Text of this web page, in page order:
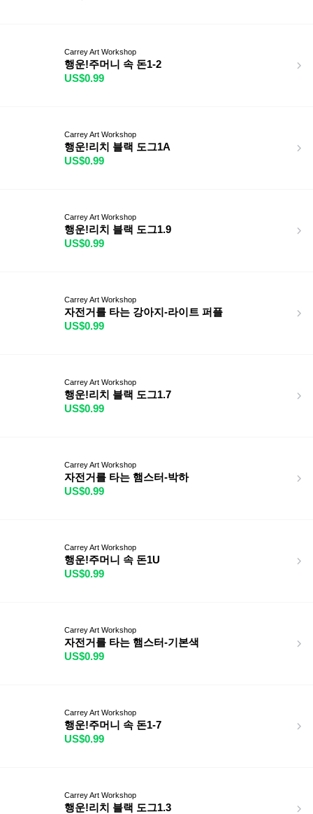
Carrey Art Workshop
행운!주머니 속 돈1-2
US$0.99
Carrey Art Workshop
행운!리치 블랙 도그1A
US$0.99
Carrey Art Workshop
행운!리치 블랙 도그1.9
US$0.99
Carrey Art Workshop
자전거를 타는 강아지-라이트 퍼플
US$0.99
Carrey Art Workshop
행운!리치 블랙 도그1.7
US$0.99
Carrey Art Workshop
자전거를 타는 햄스터-박하
US$0.99
Carrey Art Workshop
행운!주머니 속 돈1U
US$0.99
Carrey Art Workshop
자전거를 타는 햄스터-기본색
US$0.99
Carrey Art Workshop
행운!주머니 속 돈1-7
US$0.99
Carrey Art Workshop
행운!리치 블랙 도그1.3